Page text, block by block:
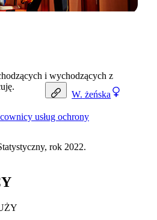
W. żeńska
i wychodzących z
usług ochrony
rok 2022.